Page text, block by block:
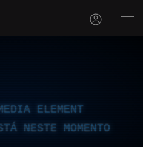
ELEMENT
NESTE MOMENTO